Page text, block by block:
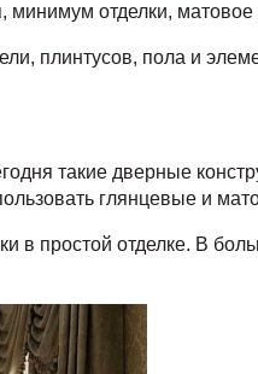
минимум отделки,
плинтусов, пола и
такие дверные
глянцевые и
в простой отделке. В